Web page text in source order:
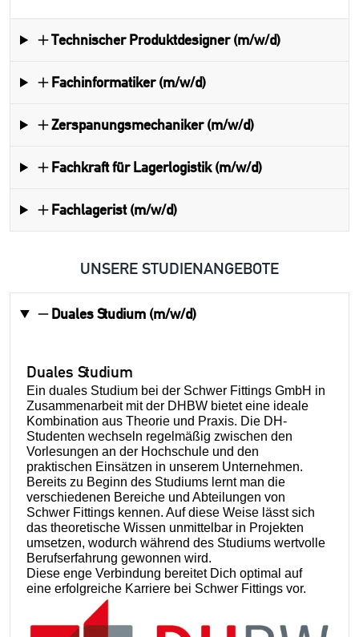
Technischer Produktdesigner (m/w/d)
Fachinformatiker (m/w/d)
Zerspanungsmechaniker (m/w/d)
Fachkraft für Lagerlogistik (m/w/d)
Fachlagerist (m/w/d)
UNSERE STUDIENANGEBOTE
Duales Studium (m/w/d)
Duales Studium
Ein duales Studium bei der Schwer Fittings GmbH in
Zusammenarbeit mit der DHBW bietet eine ideale
Kombination aus Theorie und Praxis. Die DH-
Studenten wechseln regelmäßig zwischen den
Vorlesungen an der Hochschule und den
praktischen Einsätzen in unserem Unternehmen.
Bereits zu Beginn des Studiums lernt man die
verschiedenen Bereiche und Abteilungen von
Schwer Fittings kennen. Auf diese Weise lässt sich
das theoretische Wissen unmittelbar in Projekten
umsetzen, wodurch während des Studiums wertvolle
Berufserfahrung gewonnen wird.
Diese enge Verbindung bereitet Dich optimal auf
eine erfolgreiche Karriere bei Schwer Fittings vor.